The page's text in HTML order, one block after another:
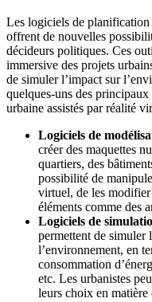
Les logiciels de planification
offrent de nouvelles
décideurs politiques. Ces
immersive des projets
de simuler l’impact sur
quelques-uns des
urbaine assistés par réalité
Logiciels de
créer des maquettes
quartiers, des
possibilité de
virtuel, de les modifier
éléments comme des
Logiciels de
permettent de simuler
l’environnement, en
consommation
etc. Les urbanistes
leurs choix en matière